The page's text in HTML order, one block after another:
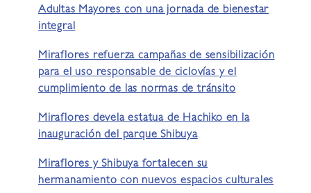
Adultas Mayores con una jornada de bienestar
integral
Miraflores refuerza campañas de sensibilización
para el uso responsable de ciclovías y el
cumplimiento de las normas de tránsito
Miraflores devela estatua de Hachiko en la
inauguración del parque Shibuya
Miraflores y Shibuya fortalecen su
hermanamiento con nuevos espacios culturales